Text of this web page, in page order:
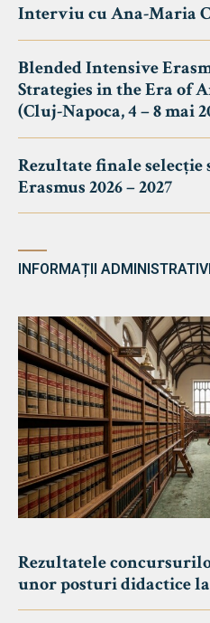
Interviu cu Ana-Maria
Blended Intensive
Strategies in the Era of
(Cluj-Napoca, 4 – 8 mai
Rezultate finale
Erasmus 2026 – 2027
INFORMAȚII
Rezultatele
unor posturi didactice